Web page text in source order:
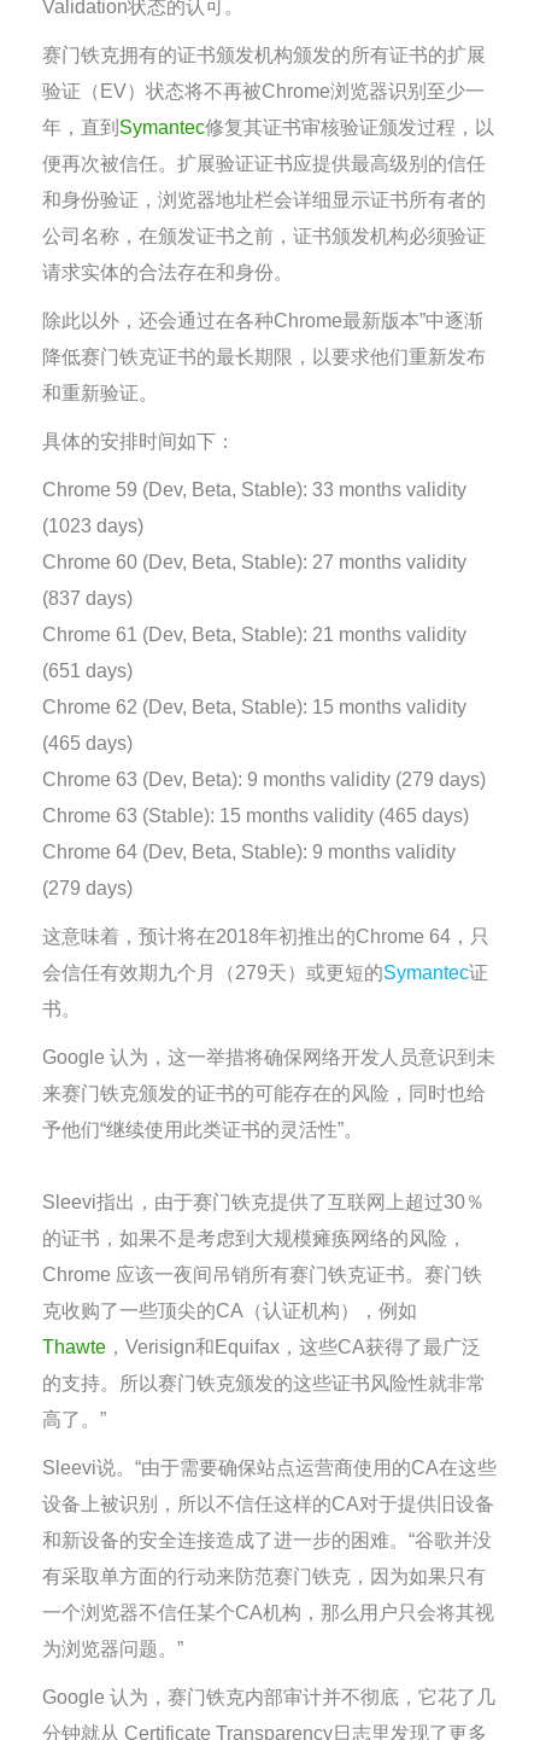
Validation状态的认可。
赛门铁克拥有的证书颁发机构颁发的所有证书的扩展
验证（EV）状态将不再被Chrome浏览器识别至少一
年，直到 Symantec修复其证书审核验证颁发过程，以
便再次被信任。扩展验证证书应提供最高级别的信任
和身份验证，浏览器地址栏会详细显示证书所有者的
公司名称，在颁发证书之前，证书颁发机构必须验证
请求实体的合法存在和身份。
除此以外，还会通过在各种Chrome最新版本”中逐渐
降低赛门铁克证书的最长期限，以要求他们重新发布
和重新验证。
具体的安排时间如下：
Chrome 59 (Dev, Beta, Stable): 33 months validity
(1023 days)
Chrome 60 (Dev, Beta, Stable): 27 months validity
(837 days)
Chrome 61 (Dev, Beta, Stable): 21 months validity
(651 days)
Chrome 62 (Dev, Beta, Stable): 15 months validity
(465 days)
Chrome 63 (Dev, Beta): 9 months validity (279 days)
Chrome 63 (Stable): 15 months validity (465 days)
Chrome 64 (Dev, Beta, Stable): 9 months validity
(279 days)
这意味着，预计将在2018年初推出的Chrome 64，只
会信任有效期九个月（279天）或更短的Symantec证
书。
Google 认为，这一举措将确保网络开发人员意识到未
来赛门铁克颁发的证书的可能存在的风险，同时也给
予他们“继续使用此类证书的灵活性”。
Sleevi指出，由于赛门铁克提供了互联网上超过30％
的证书，如果不是考虑到大规模瘫痪网络的风险，
Chrome 应该一夜间吊销所有赛门铁克证书。赛门铁
克收购了一些顶尖的CA（认证机构），例如
Thawte ，Verisign和Equifax，这些CA获得了最广泛
的支持。所以赛门铁克颁发的这些证书风险性就非常
高了。”
Sleevi说。“由于需要确保站点运营商使用的CA在这些
设备上被识别，所以不信任这样的CA对于提供旧设备
和新设备的安全连接造成了进一步的困难。“谷歌并没
有采取单方面的行动来防范赛门铁克，因为如果只有
一个浏览器不信任某个CA机构，那么用户只会将其视
为浏览器问题。”
Google 认为，赛门铁克内部审计并不彻底，它花了几
分钟就从 Certificate Transparency日志里发现了更多